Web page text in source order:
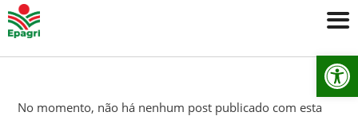
No momento, não há nenhum post publicado com esta